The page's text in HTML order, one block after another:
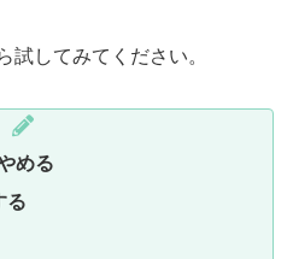
試してみてください。
める
る